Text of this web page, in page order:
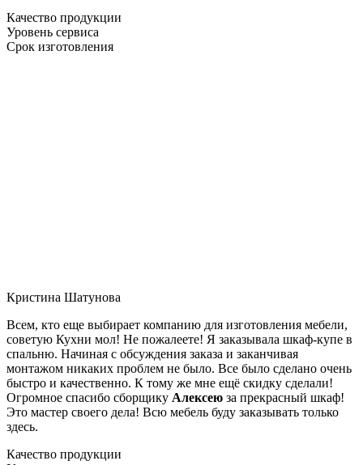
Качество продукции
Уровень сервиса
Срок изготовления
Кристина Шатунова
Всем, кто еще выбирает компанию для изготовления мебели,
советую Кухни мол! Не пожалеете! Я заказывала шкаф-купе в
спальню. Начиная с обсуждения заказа и заканчивая
монтажом никаких проблем не было. Все было сделано очень
быстро и качественно. К тому же мне ещё скидку сделали!
Огромное спасибо сборщику Алексею за прекрасный шкаф!
Это мастер своего дела! Всю мебель буду заказывать только
здесь.
Качество продукции